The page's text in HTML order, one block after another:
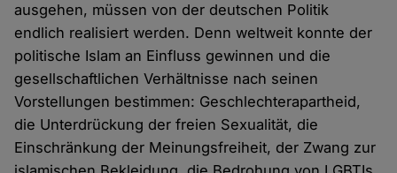
ausgehen, müssen von der deutschen Politik
endlich realisiert werden. Denn weltweit konnte der
politische Islam an Einfluss gewinnen und die
gesellschaftlichen Verhältnisse nach seinen
Vorstellungen bestimmen: Geschlechterapartheid,
die Unterdrückung der freien Sexualität, die
Einschränkung der Meinungsfreiheit, der Zwang zur